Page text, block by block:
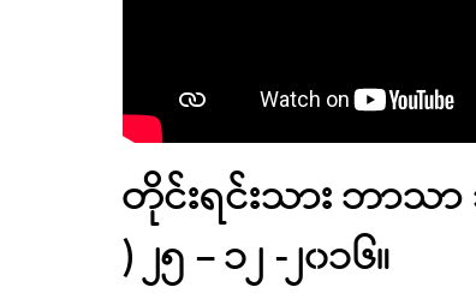
တိုင်းရင်းသား ဘာသ
) ၂၅ – ၁၂ -၂၀၁၆။